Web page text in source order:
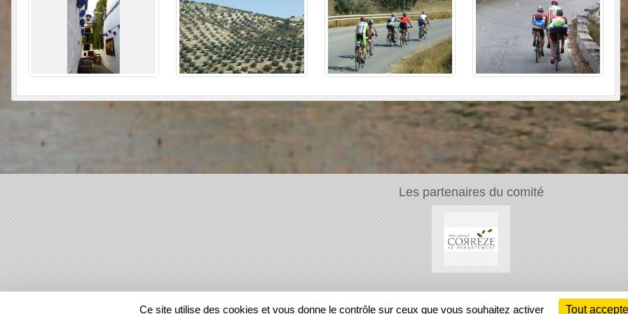
Les partenaires du comité
REGIONS
Ce site utilise des cookies et vous donne le contrôle sur ceux que vous souhaitez activer Tout